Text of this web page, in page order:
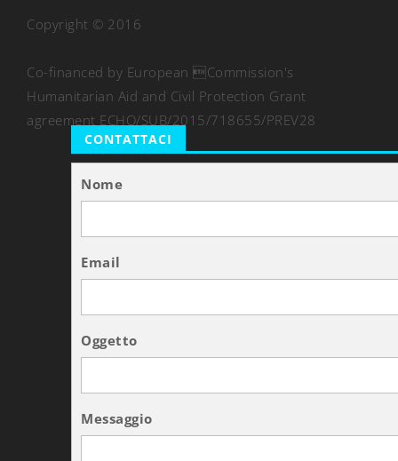
Copyright © 2016
Co-financed by European Commission's
Humanitarian Aid and Civil Protection Grant
agreement ECHO/SUB/2015/718655/PREV28
CONTATTACI
Nome
Email
Oggetto
Messaggio